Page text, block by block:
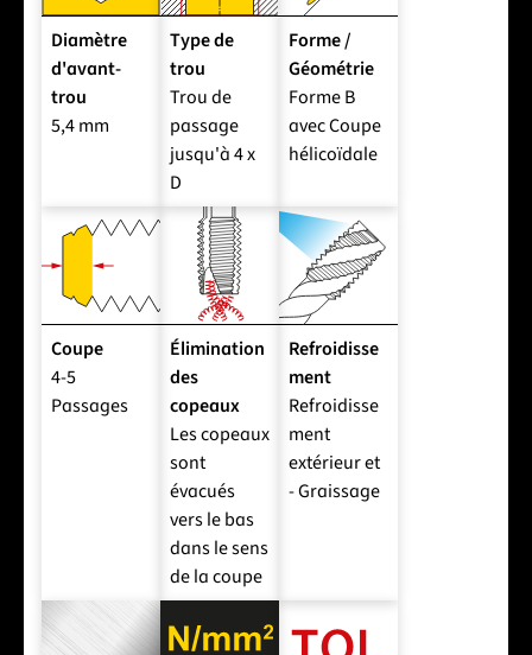
Diamètre
d'avant-
trou
5,4 mm
Type de
trou
Trou de
passage
jusqu'à 4 x
D
Forme /
Géométrie
Forme B
avec Coupe
hélicoïdale
Coupe
4-5
Passages
Élimination
des
copeaux
Les copeaux
sont
évacués
vers le bas
dans le sens
de la coupe
Refroidisse
ment
Refroidisse
ment
extérieur et
- Graissage